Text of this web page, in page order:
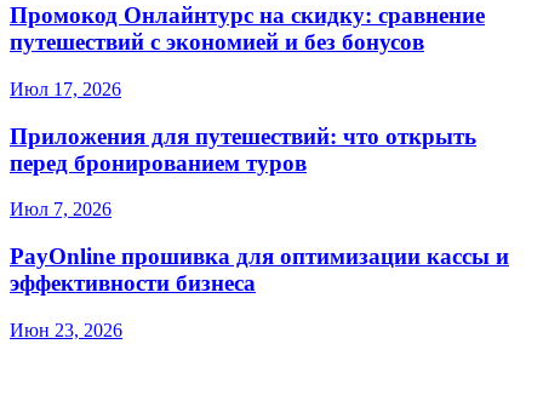
Промокод Онлайнтурс на скидку: сравнение
путешествий с экономией и без бонусов
Июл 17, 2026
Приложения для путешествий: что открыть
перед бронированием туров
Июл 7, 2026
PayOnline прошивка для оптимизации кассы и
эффективности бизнеса
Июн 23, 2026